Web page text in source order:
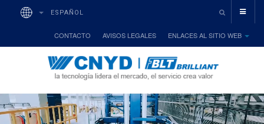
ESPAÑOL
CONTACTO AVISOS LEGALES ENLACES AL SITIO WEB